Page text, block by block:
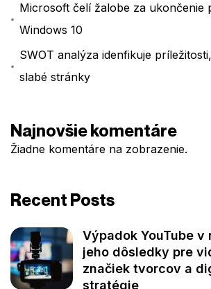
Microsoft čelí žalobe za ukončenie
Windows 10
SWOT analýza idenfikuje
slabé stránky
Najnovšie komentáre
Žiadne komentáre na zobrazenie.
Recent Posts
Výpadok YouTube v
jeho dôsledky pre
značiek tvorcov a
stratégie